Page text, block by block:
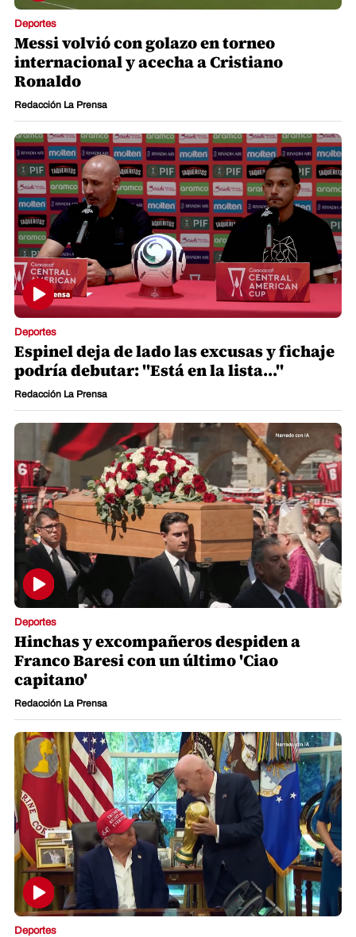
Deportes
Messi volvió con golazo en torneo
internacional y acecha a Cristiano
Ronaldo
Redacción La Prensa
Deportes
Espinel deja de lado las excusas y fichaje
podría debutar: "Está en la lista..."
Redacción La Prensa
Deportes
Hinchas y excompañeros despiden a
Franco Baresi con un último 'Ciao
capitano'
Redacción La Prensa
Deportes